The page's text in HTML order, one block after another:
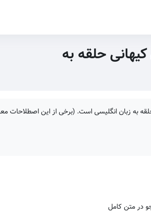
حلقه به
به زبان انگلیسی است. (برخی از این اصطلاحات
در متن کامل